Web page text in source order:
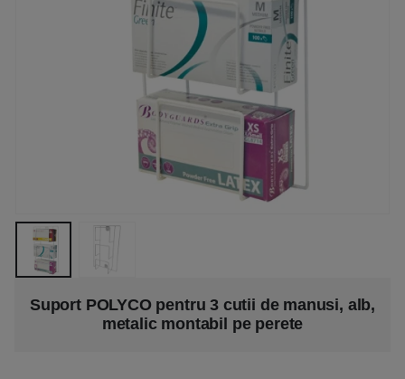
Suport POLYCO pentru 3 cutii de manusi, alb,
metalic montabil pe perete